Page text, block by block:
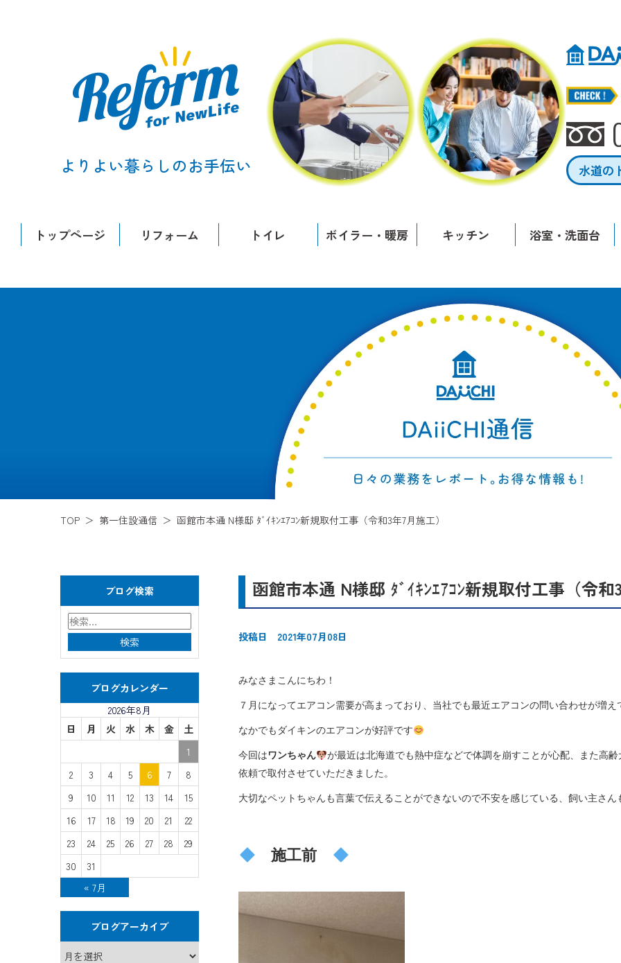
よりよい暮らしのお手伝い 水道の
トップページ リフォーム トイレ ボイラー・暖房 キッチン 浴室・洗面台
TOP 第一住設通信 函館市本通 N様邸 ﾀﾞｲｷﾝｴｱｺﾝ新規取付工事（令和3年7月施工）
ブログ検索
ブログカレンダー
2026年8月
日
月 火 水 木 金
土
1
2
3 4 5 6 7
8
9
10 11 12 13 14
15
16
17 18 19 20 21
22
23
24 25 26 27 28
29
30
31
« 7月
ブログアーカイブ
函館市本通 N様邸 ﾀﾞｲｷﾝｴｱｺﾝ新規取付工事（令和
投稿日 2021年07月08日
みなさまこんにちわ！
７月になってエアコン需要が高まっており、当社でも最近エアコンの問い合わせが増
なかでもダイキンのエアコンが好評です
今回はワンちゃん
が最近は北海道でも熱中症などで体調を崩すことが心配、また高
依頼で取付させていただきました。
大切なペットちゃんも言葉で伝えることができないので不安を感じている、飼い主さ
施工前